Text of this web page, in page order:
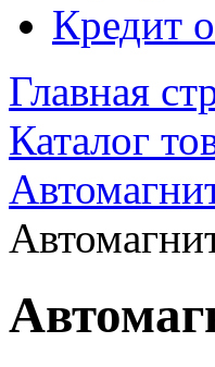
Кредит
Главная
Каталог